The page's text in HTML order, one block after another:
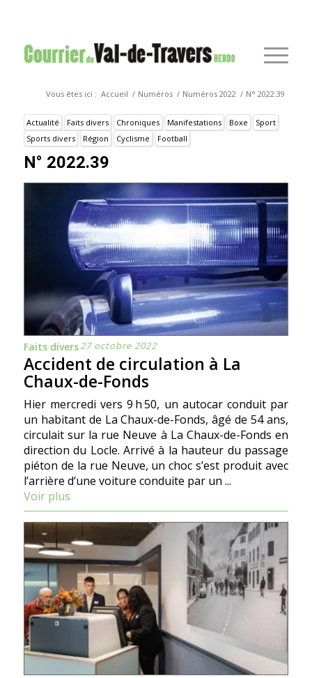
Vous êtes ici : Accueil / Numéros / Numéros 2022 / N° 2022.39
Actualité Faits divers Chroniques Manifestations Boxe
Sport
Sports divers
Région Cyclisme Football
N° 2022.39
Faits divers27 octobre 2022
Accident de circulation à La
Chaux-de-Fonds
Hier mercredi vers 9 h 50, un autocar conduit par
un habitant de La Chaux-de-Fonds, âgé de 54 ans,
circulait sur la rue Neuve à La Chaux-de-Fonds en
direction du Locle. Arrivé à la hauteur du passage
piéton de la rue Neuve, un choc s’est produit avec
l’arrière d’une voiture conduite par un ...
Voir plus